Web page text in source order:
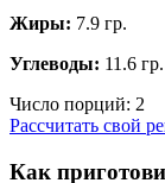
Жиры: 7.9 гр.
Углеводы: 11.6 гр.
Число порций: 2
Рассчитать свой
Как